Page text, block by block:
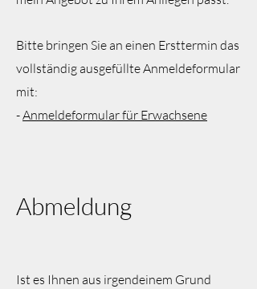
Bitte bringen Sie an einen Ersttermin das
vollständig ausgefüllte Anmeldeformular
mit:
-Anmeldeformular für Erwachsene
Abmeldung
Ist es Ihnen aus irgendeinem Grund